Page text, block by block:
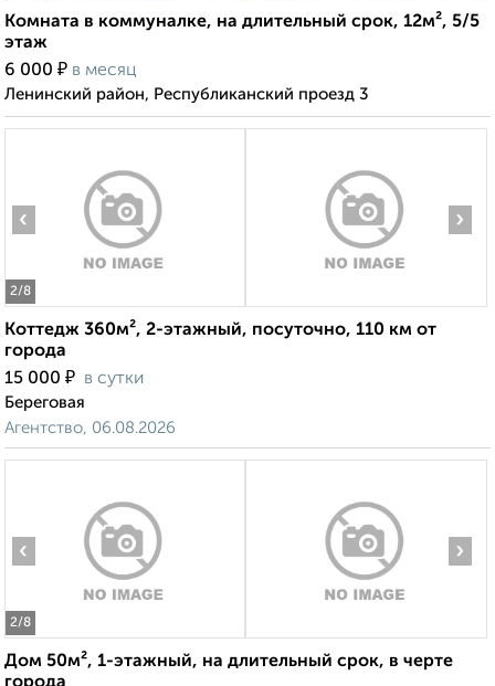
Комната в коммуналке, на длительный срок, 12м², 5/5
этаж
6 000 ₽ в месяц
Ленинский район, Республиканский проезд 3
2/8
‹ ›
Коттедж 360м², 2-этажный, посуточно, 110 км от
города
15 000 ₽ в сутки
Береговая
Агентство, 06.08.2026
2/8
‹ ›
Дом 50м², 1-этажный, на длительный срок, в черте